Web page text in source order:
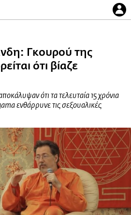
Γκουρού της
ότι βίαζε
ότι τα τελευταία 15 χρόνια
ενθάρρυνε τις σεξουαλικές